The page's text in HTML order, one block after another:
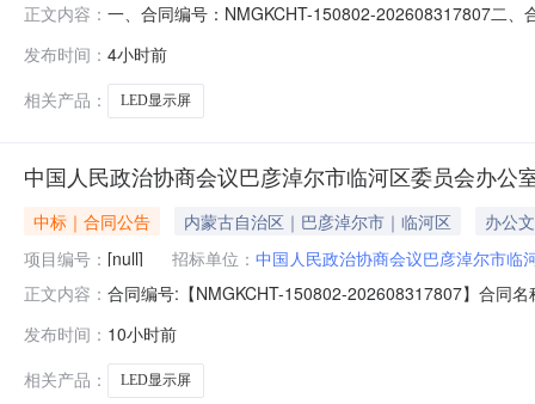
正文内容： 一、合同编号：NMGKCHT-150802-202608317807二
公室地址：内蒙古自治区巴彦淖尔市临河区巴彦淖尔市
发布时间： 4小时前
相关产品：
LED显示屏
中国人民政治协商会议巴彦淖尔市临河区委员会办公
中标｜合同公告 内蒙古自治区｜巴彦淖尔市｜临河区
办公
项目编号： [null] 招标单位： 中国人民政治协商会议巴彦淖尔市临
正文内容： 合同编号:【NMGKCHT-150802-202608317807】合同
内蒙古自治区巴彦淖尔市临河区团结路美丽园D座L34号
发布时间： 10小时前
相关产品：
LED显示屏